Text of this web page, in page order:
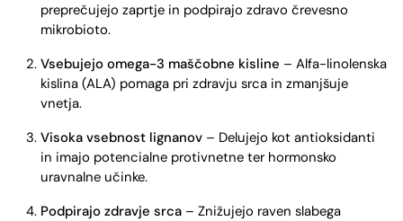
preprečujejo zaprtje in podpirajo zdravo črevesno
mikrobioto.
Vsebujejo omega-3 maščobne kisline – Alfa-linolenska
kislina (ALA) pomaga pri zdravju srca in zmanjšuje
vnetja.
Visoka vsebnost lignanov– Delujejo kot antioksidanti
in imajo potencialne protivnetne ter hormonsko
uravnalne učinke.
Podpirajo zdravje srca– Znižujejo raven slabega